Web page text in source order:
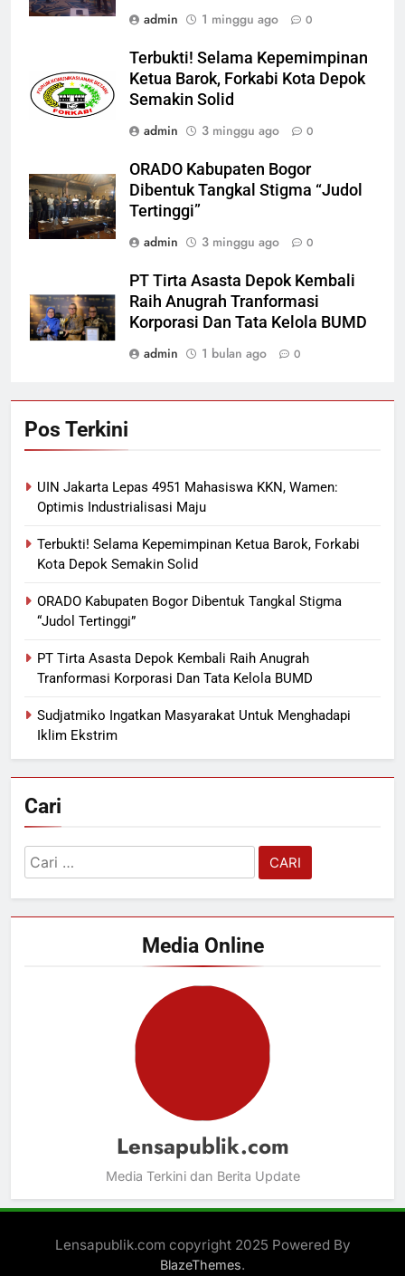
admin
1 minggu ago 0
Terbukti! Selama Kepemimpinan
Ketua Barok, Forkabi Kota Depok
Semakin Solid
admin
3 minggu ago 0
ORADO Kabupaten Bogor
Dibentuk Tangkal Stigma “Judol
Tertinggi”
admin
3 minggu ago 0
PT Tirta Asasta Depok Kembali
Raih Anugrah Tranformasi
Korporasi Dan Tata Kelola BUMD
admin
1 bulan ago 0
Pos Terkini
UIN Jakarta Lepas 4951 Mahasiswa KKN, Wamen:
Optimis Industrialisasi Maju
Terbukti! Selama Kepemimpinan Ketua Barok, Forkabi
Kota Depok Semakin Solid
ORADO Kabupaten Bogor Dibentuk Tangkal Stigma
“Judol Tertinggi”
PT Tirta Asasta Depok Kembali Raih Anugrah
Tranformasi Korporasi Dan Tata Kelola BUMD
Sudjatmiko Ingatkan Masyarakat Untuk Menghadapi
Iklim Ekstrim
Cari
Cari
untuk:
Media Online
Lensapublik.com
Media Terkini dan Berita Update
Lensapublik.com copyright 2025 Powered By
BlazeThemes.